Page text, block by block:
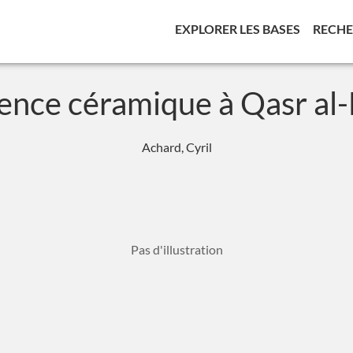
EXPLORER LES BASES
céramique à Qasr
Achard, Cyril
Pas d'illustration